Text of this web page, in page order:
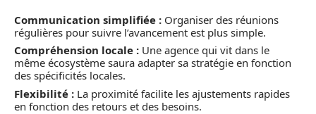
Communication simplifiée : Organiser des réunions
régulières pour suivre l’avancement est plus simple.
Compréhension locale : Une agence qui vit dans le
même écosystème saura adapter sa stratégie en fonction
des spécificités locales.
Flexibilité : La proximité facilite les ajustements rapides
en fonction des retours et des besoins.